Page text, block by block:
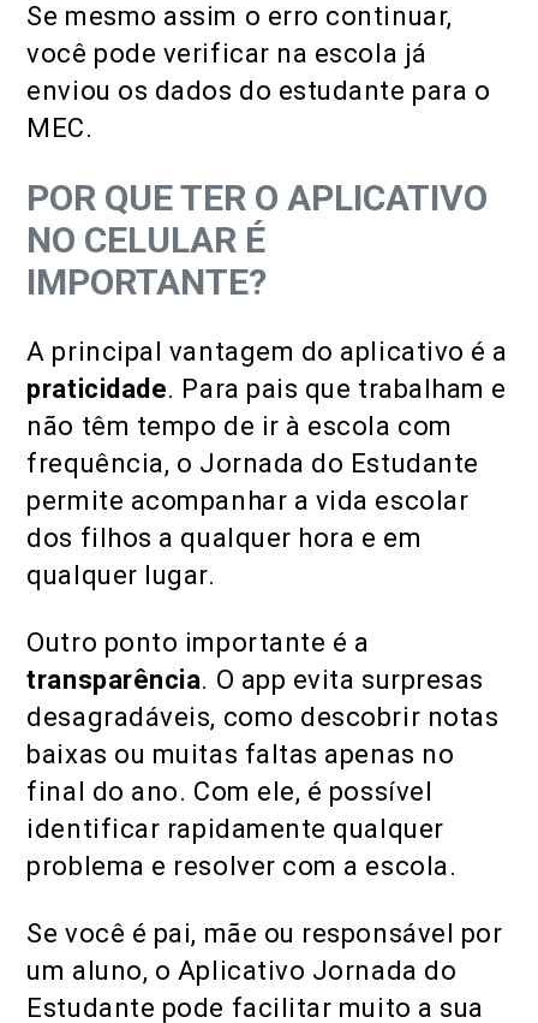
Se mesmo assim o erro continuar,
você pode verificar na escola já
enviou os dados do estudante para o
MEC.
POR QUE TER O APLICATIVO
NO CELULAR É
IMPORTANTE?
A principal vantagem do aplicativo é a
praticidade. Para pais que trabalham e
não têm tempo de ir à escola com
frequência, o Jornada do Estudante
permite acompanhar a vida escolar
dos filhos a qualquer hora e em
qualquer lugar.
Outro ponto importante é a
transparência. O app evita surpresas
desagradáveis, como descobrir notas
baixas ou muitas faltas apenas no
final do ano. Com ele, é possível
identificar rapidamente qualquer
problema e resolver com a escola.
Se você é pai, mãe ou responsável por
um aluno, o Aplicativo Jornada do
Estudante pode facilitar muito a sua